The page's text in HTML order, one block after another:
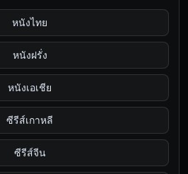
หนังไทย
หนังฝรั่ง
หนังเอเชีย
ซีรีส์เกาหลี
ซีรีส์จีน